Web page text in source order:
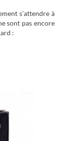
s’attendre à
sont pas encore
: